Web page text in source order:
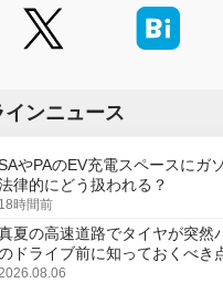
ンニュース
やPAのEV充電スペースにガ
律的にどう扱われる？
18時間前
夏の高速道路でタイヤが突然
ドライブ前に知っておくべき